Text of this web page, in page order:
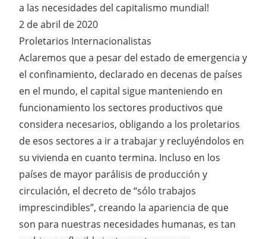
a las necesidades del capitalismo mundial!
2 de abril de 2020
Proletarios Internacionalistas
Aclaremos que a pesar del estado de emergencia y
el confinamiento, declarado en decenas de países
en el mundo, el capital sigue manteniendo en
funcionamiento los sectores productivos que
considera necesarios, obligando a los proletarios
de esos sectores a ir a trabajar y recluyéndolos en
su vivienda en cuanto termina. Incluso en los
países de mayor parálisis de producción y
circulación, el decreto de “sólo trabajos
imprescindibles”, creando la apariencia de que
son para nuestras necesidades humanas, es tan